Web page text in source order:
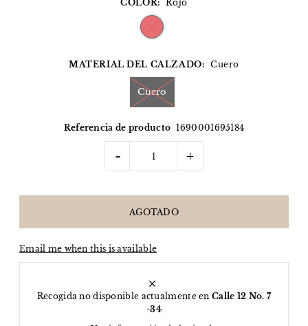
COLOR: Rojo
MATERIAL DEL CALZADO: Cuero
Cuero
Referencia de producto 1690001695184
- +
Email me when this is available
Recogida no disponible actualmente enCalle 12 No. 7
-34